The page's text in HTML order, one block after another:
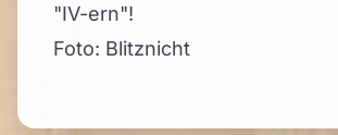
"IV-ern"!
Foto: Blitznicht